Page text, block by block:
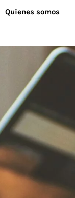
Quienes somos